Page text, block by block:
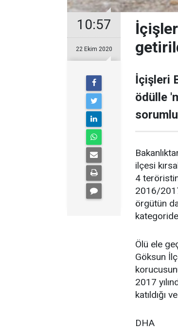
10:57
22 Ekim 2020
İçişleri
ödülle
ilçesi
4
2016/
örgütün
Ölü ele
Göksun
2017
katıldığı
DHA